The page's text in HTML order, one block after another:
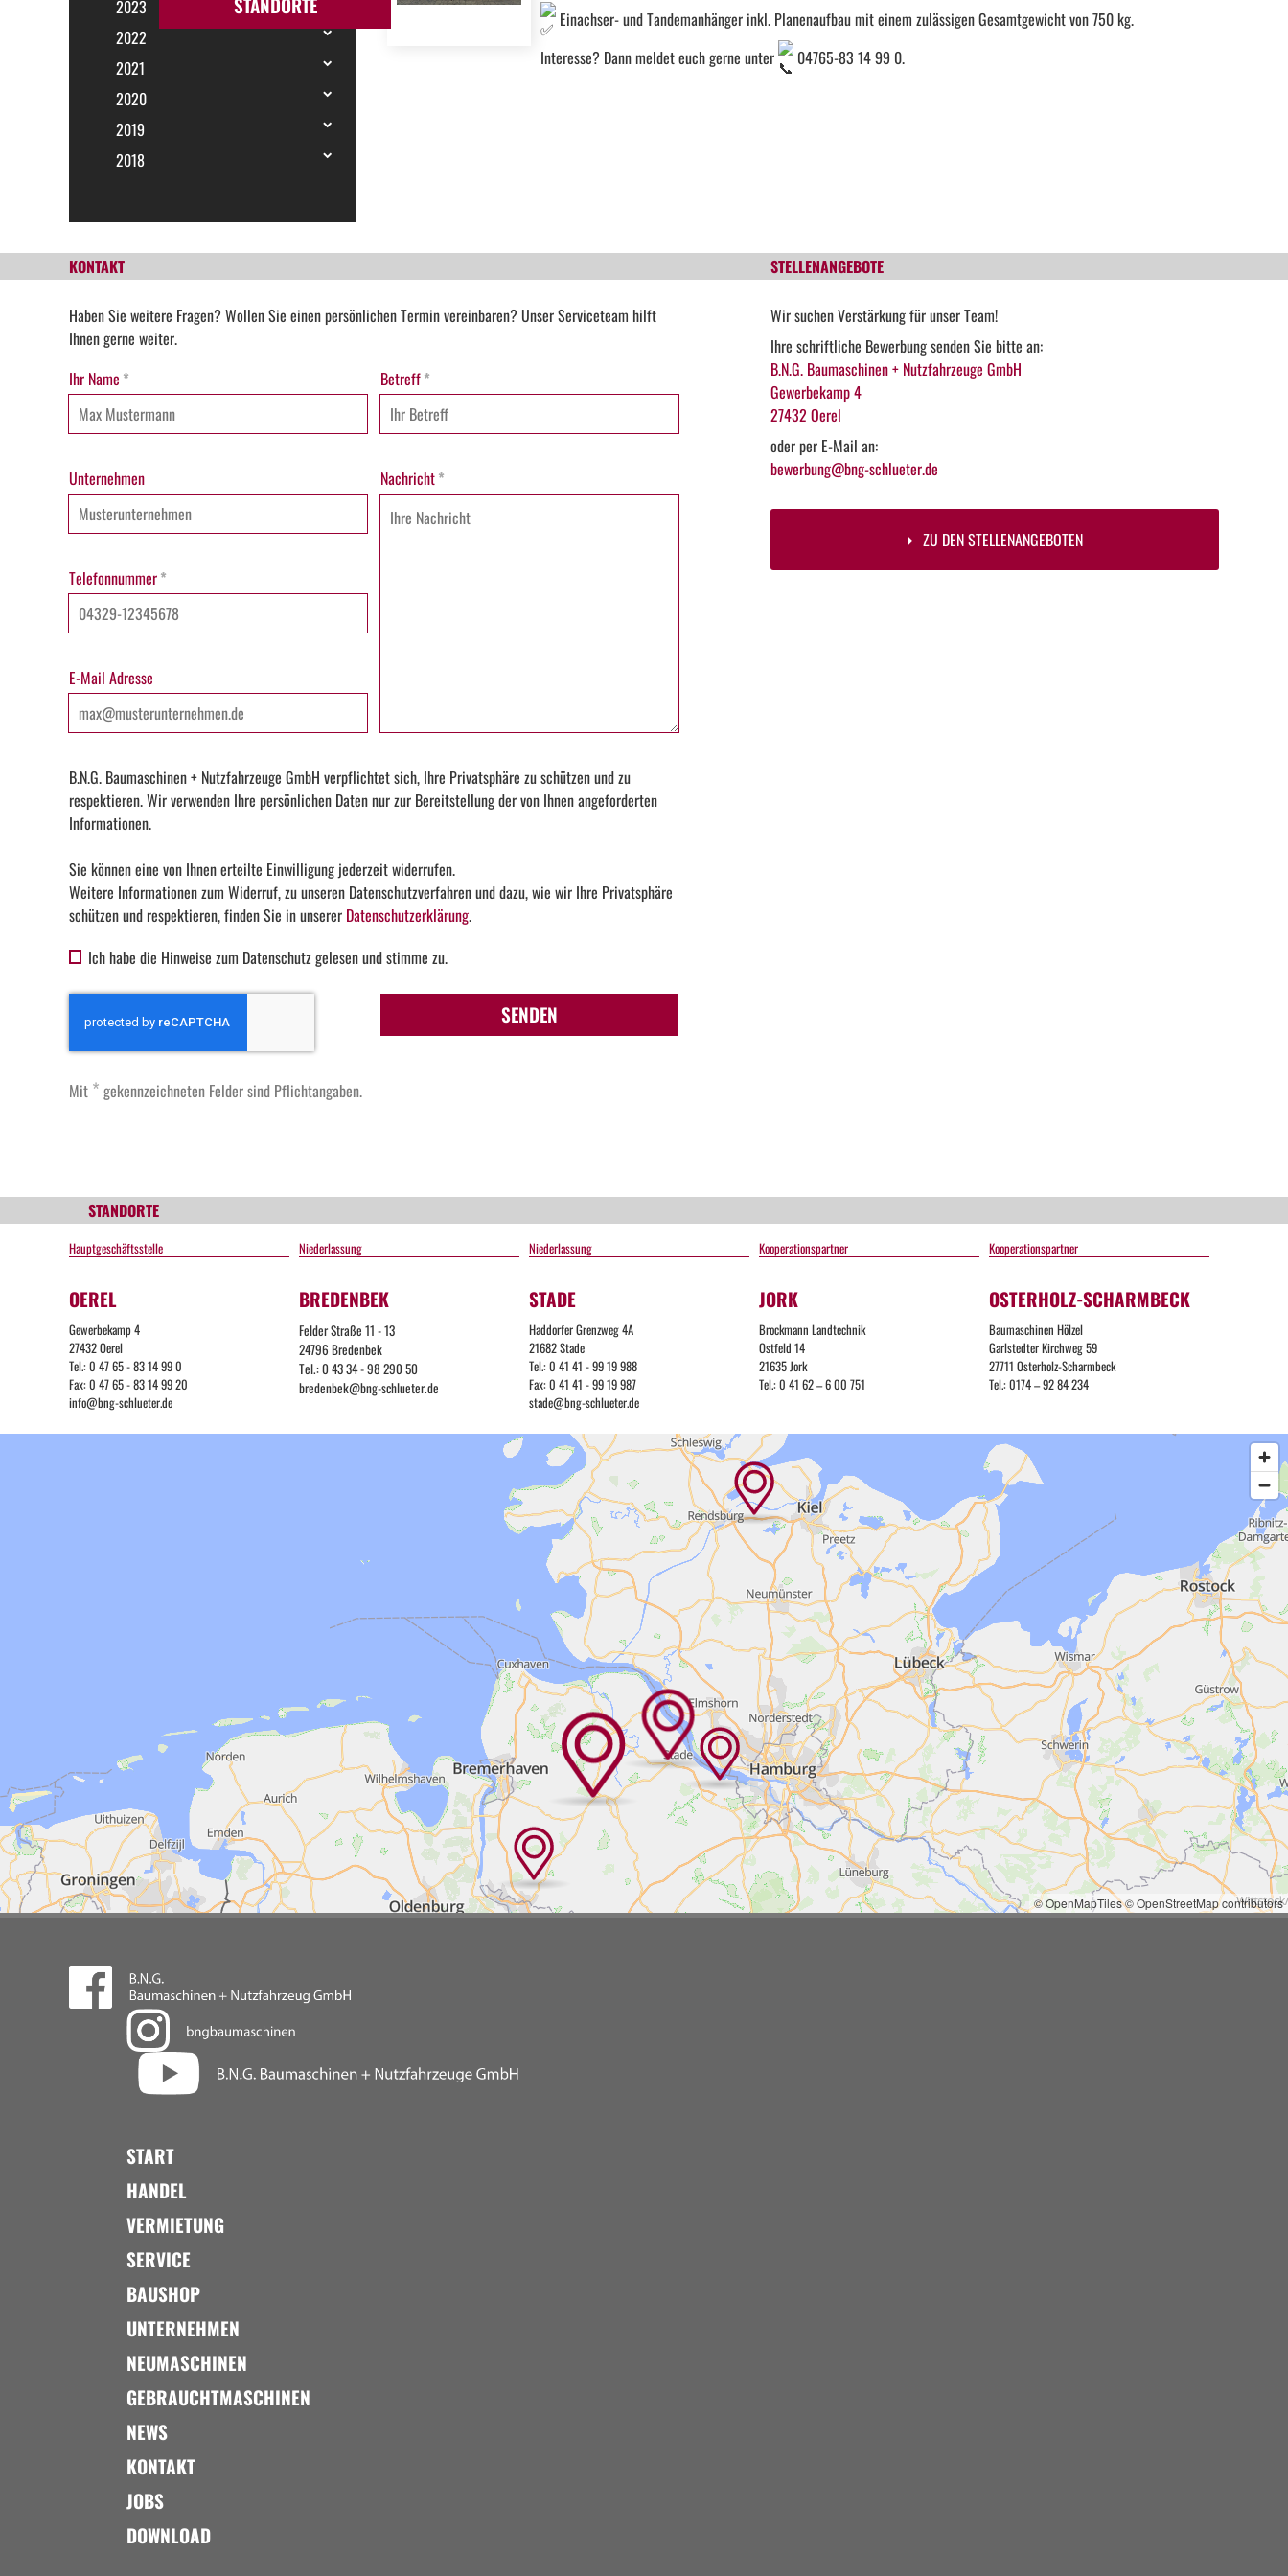
2023
2022
2021
2020
2019
2018
Einachser- und Tandemanhänger inkl. Planenaufbau mit einem zulässigen Gesamtgewicht von 750 kg.
Interesse? Dann meldet euch gerne unter
04765-83 14 99 0.
KONTAKT
Haben Sie weitere Fragen? Wollen Sie einen persönlichen Termin vereinbaren? Unser Serviceteam hilft
Ihnen gerne weiter.
Ihr Name *
Unternehmen
Telefonnummer*
E-Mail Adresse
Betreff*
Nachricht*
B.N.G. Baumaschinen + Nutzfahrzeuge GmbH verpflichtet sich, Ihre Privatsphäre zu schützen und zu
respektieren. Wir verwenden Ihre persönlichen Daten nur zur Bereitstellung der von Ihnen angeforderten
Informationen.
Sie können eine von Ihnen erteilte Einwilligung jederzeit widerrufen.
Weitere Informationen zum Widerruf, zu unseren Datenschutzverfahren und dazu, wie wir Ihre Privatsphäre
schützen und respektieren, finden Sie in unserer Datenschutzerklärung.
Ich habe die Hinweise zum Datenschutz gelesen und stimme zu.
Mit * gekennzeichneten Felder sind Pflichtangaben.
SENDEN
STELLENANGEBOTE
Wir suchen Verstärkung für unser Team!
Ihre schriftliche Bewerbung senden Sie bitte an:
B.N.G. Baumaschinen + Nutzfahrzeuge GmbH
Gewerbekamp 4
27432 Oerel
oder per E-Mail an:
bewerbung@bng-schlueter.de
ZU DEN STELLENANGEBOTEN
STANDORTE
Hauptgeschäftsstelle
OEREL
Gewerbekamp 4
27432 Oerel
Tel.: 0 47 65 - 83 14 99 0
Fax: 0 47 65 - 83 14 99 20
info@bng-schlueter.de
Niederlassung
BREDENBEK
Felder Straße 11 - 13
24796 Bredenbek
Tel.: 0 43 34 - 98 290 50
bredenbek@bng-schlueter.de
Niederlassung
STADE
Haddorfer Grenzweg 4A
21682 Stade
Tel.: 0 41 41 - 99 19 988
Fax: 0 41 41 - 99 19 987
stade@bng-schlueter.de
Kooperationspartner
JORK
Brockmann Landtechnik
Ostfeld 14
21635 Jork
Tel.: 0 41 62 – 6 00 751
Kooperationspartner
OSTERHOLZ-SCHARMBECK
Baumaschinen Hölzel
Garlstedter Kirchweg 59
27711 Osterholz-Scharmbeck
Tel.: 0174 – 92 84 234
© OpenMapTiles© OpenStreetMap contributors
START
HANDEL
VERMIETUNG
SERVICE
BAUSHOP
UNTERNEHMEN
NEUMASCHINEN
GEBRAUCHTMASCHINEN
NEWS
KONTAKT
JOBS
DOWNLOAD